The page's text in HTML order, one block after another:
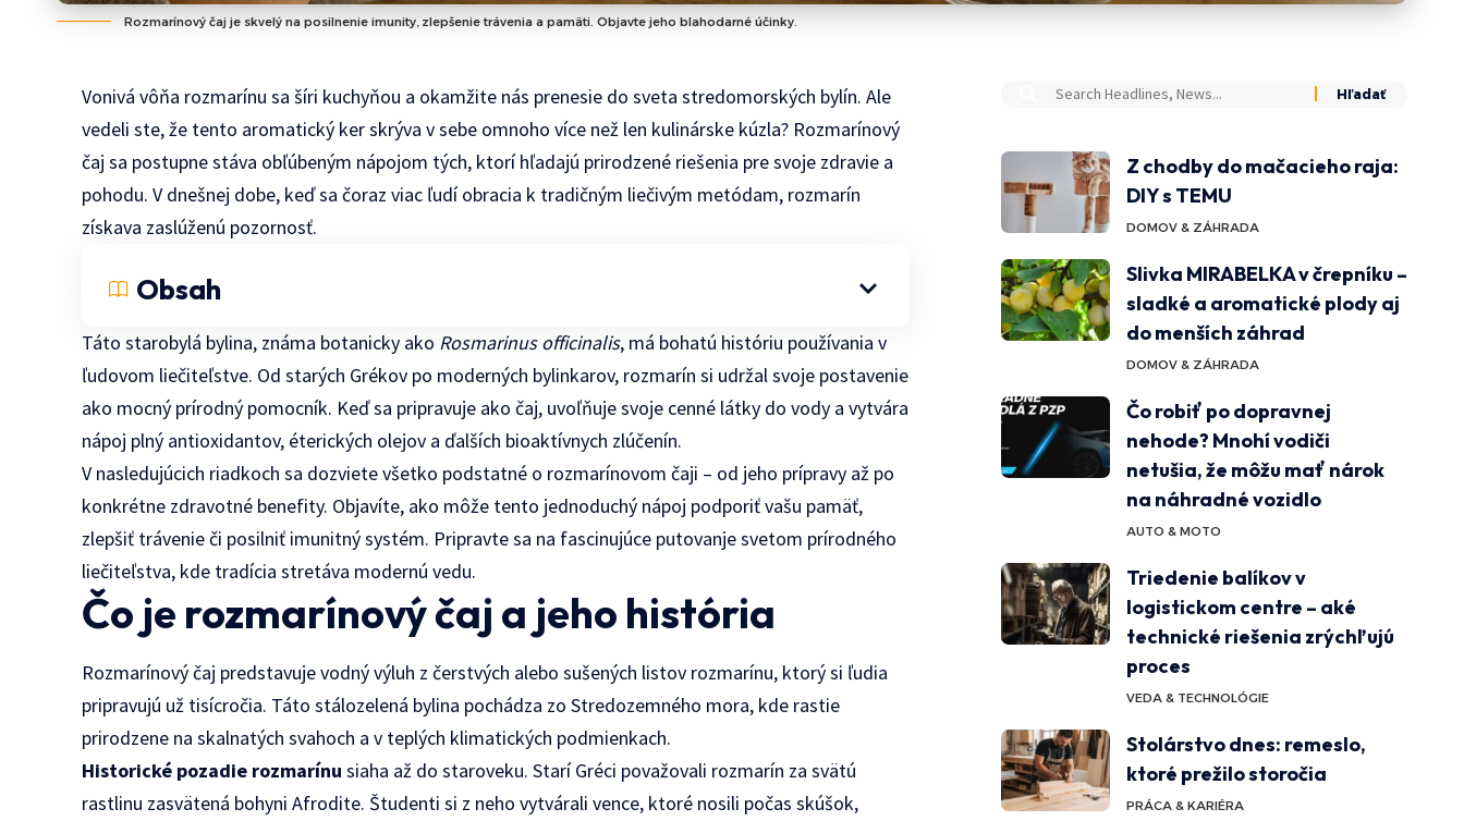
Rozmarínový čaj je skvelý na posilnenie imunity, zlepšenie trávenia a pamäti. Objavte jeho blahodarné účinky.
Vonivá vôňa rozmarínu sa šíri kuchyňou a okamžite nás prenesie do sveta stredomorských bylín. Ale
vedeli ste, že tento aromatický ker skrýva v sebe omnoho více než len kulinárske kúzla? Rozmarínový
čaj sa postupne stáva obľúbeným nápojom tých, ktorí hľadajú prirodzené riešenia pre svoje zdravie a
pohodu. V dnešnej dobe, keď sa čoraz viac ľudí obracia k tradičným liečivým metódam, rozmarín
získava zaslúženú pozornosť.
Obsah
Táto starobylá bylina, známa botanicky ako Rosmarinus officinalis, má bohatú históriu používania v
ľudovom liečiteľstve. Od starých Grékov po moderných bylinkarov, rozmarín si udržal svoje postavenie
ako mocný prírodný pomocník. Keď sa pripravuje ako čaj, uvoľňuje svoje cenné látky do vody a vytvára
nápoj plný antioxidantov, éterických olejov a ďalších bioaktívnych zlúčenín.
V nasledujúcich riadkoch sa dozviete všetko podstatné o rozmarínovom čaji – od jeho prípravy až po
konkrétne zdravotné benefity. Objavíte, ako môže tento jednoduchý nápoj podporiť vašu pamäť,
zlepšiť trávenie či posilniť imunitný systém. Pripravte sa na fascinujúce putovanje svetom prírodného
liečiteľstva, kde tradícia stretáva modernú vedu.
Čo je rozmarínový čaj a jeho história
Rozmarínový čaj predstavuje vodný výluh z čerstvých alebo sušených listov rozmarínu, ktorý si ľudia
pripravujú už tisícročia. Táto stálozelená bylina pochádza zo Stredozemného mora, kde rastie
prirodzene na skalnatých svahoch a v teplých klimatických podmienkach.
Historické pozadie rozmarínu siaha až do staroveku. Starí Gréci považovali rozmarín za svätú
rastlinu zasvätená bohyni Afrodite. Študenti si z neho vytvárali vence, ktoré nosili počas skúšok,
Z chodby do mačacieho raja:
DIY s TEMU
DOMOV & ZÁHRADA
Slivka MIRABELKA v črepníku –
sladké a aromatické plody aj
do menších záhrad
DOMOV & ZÁHRADA
Čo robiť po dopravnej
nehode? Mnohí vodiči
netušia, že môžu mať nárok
na náhradné vozidlo
AUTO & MOTO
Triedenie balíkov v
logistickom centre – aké
technické riešenia zrýchľujú
proces
VEDA & TECHNOLÓGIE
Stolárstvo dnes: remeslo,
ktoré prežilo storočia
PRÁCA & KARIÉRA